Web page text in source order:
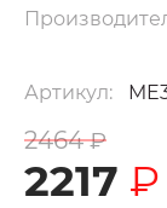
Артикул:
2464 ₽
2217 ₽